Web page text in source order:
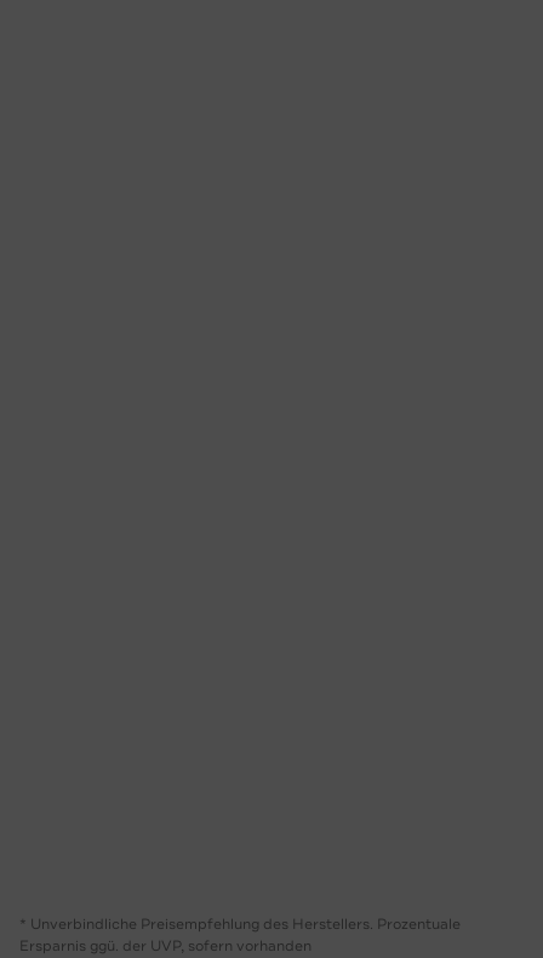
* Unverbindliche Preisempfehlung des Herstellers. Prozentuale
Ersparnis ggü. der UVP, sofern vorhanden